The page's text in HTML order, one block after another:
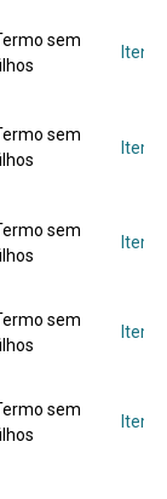
sem
Itens
sem
Item
sem
Item
sem
Item
sem
Item